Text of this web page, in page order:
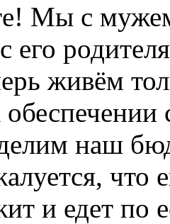
Мы с
его
живём
наш
и едет по